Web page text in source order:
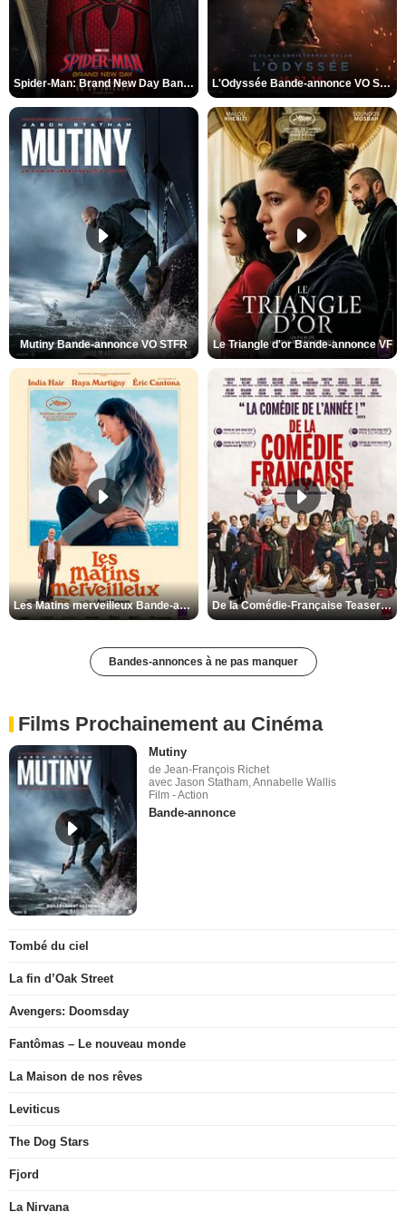
Spider-Man: Brand New Day Bande-annonce VO STFR L'Odyssée Bande-annonce VO STFR
Mutiny Bande-annonce VO STFR Le Triangle d'or Bande-annonce VF
Les Matins merveilleux Bande-annonce VF De la Comédie-Française Teaser VF
Bandes-annonces à ne pas manquer
Films Prochainement au Cinéma
Mutiny
de Jean-François Richet
avec Jason Statham, Annabelle Wallis
Film - Action
Bande-annonce
Tombé du ciel
La fin d’Oak Street
Avengers: Doomsday
Fantômas – Le nouveau monde
La Maison de nos rêves
Leviticus
The Dog Stars
Fjord
La Nirvana